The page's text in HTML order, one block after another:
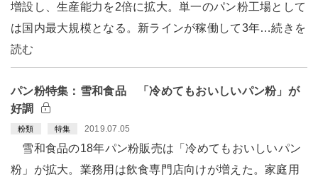
増設し、生産能力を2倍に拡大。単一のパン粉工場として
は国内最大規模となる。新ラインが稼働して3年…続きを
読む
パン粉特集：雪和食品 「冷めてもおいしいパン粉」が
好調
粉類 特集 2019.07.05
雪和食品の18年パン粉販売は「冷めてもおいしいパン
粉」が拡大。業務用は飲食専門店向けが増えた。家庭用